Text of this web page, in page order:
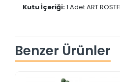
Kutu İçeriği:1 Adet ART
Benzer Ürünler